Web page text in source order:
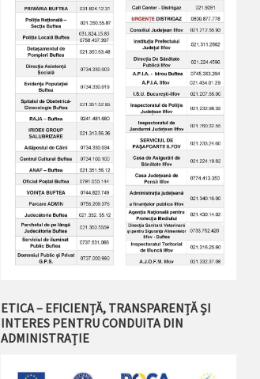
ETICA – EFICIENȚĂ, TRANSPARENȚĂ ȘI
INTERES PENTRU CONDUITA DIN
ADMINISTRAȚIE